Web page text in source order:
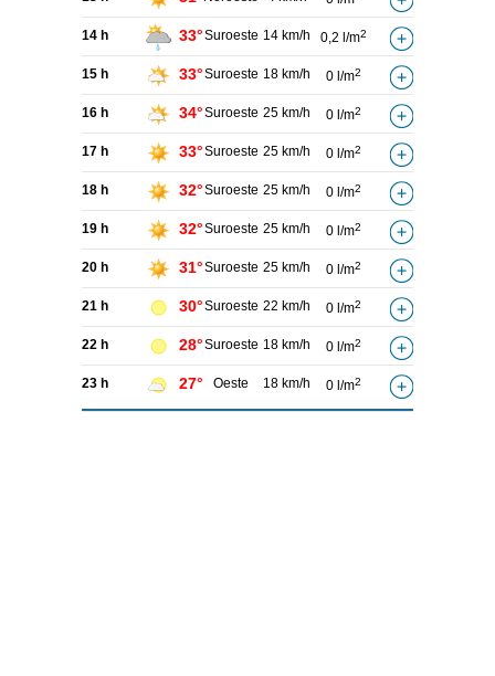
14 h 33°Suroeste 14 km/h 0,2 l/m2
15 h 33°Suroeste 18 km/h 0 l/m2
16 h 34°Suroeste 25 km/h 0 l/m2
17 h 33°Suroeste 25 km/h 0 l/m2
18 h 32°Suroeste 25 km/h 0 l/m2
19 h 32°Suroeste 25 km/h 0 l/m2
20 h 31°Suroeste 25 km/h 0 l/m2
21 h 30°Suroeste 22 km/h 0 l/m2
22 h 28°Suroeste 18 km/h 0 l/m2
23 h 27° Oeste 18 km/h 0 l/m2